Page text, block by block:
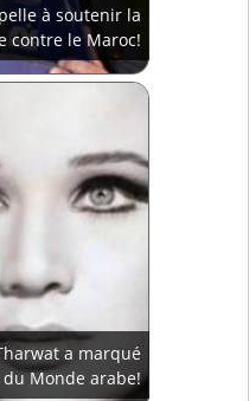
à soutenir la
contre le Maroc!
a marqué
Monde arabe!